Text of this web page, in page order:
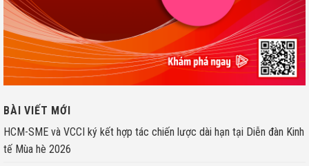
BÀI VIẾT MỚI
HCM-SME và VCCI ký kết hợp tác chiến lược dài hạn tại Diễn đàn Kinh
tế Mùa hè 2026